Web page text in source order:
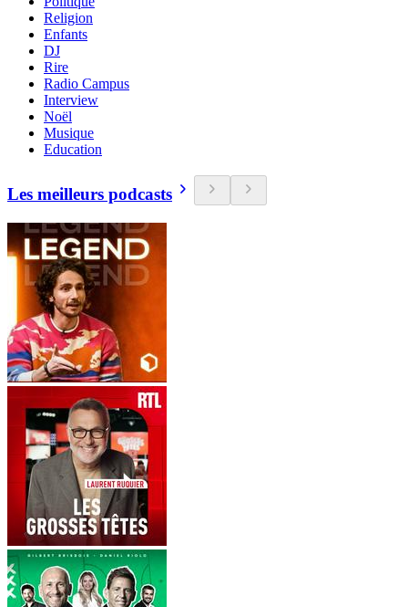
Religion
Enfants
DJ
Rire
Radio Campus
Interview
Noël
Musique
Education
Les meilleurs podcasts